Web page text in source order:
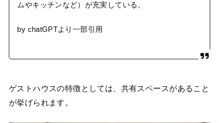
ムやキッチンなど）が充実している。
by chatGPTより一部引用
ゲストハウスの特徴としては、共有スペースがあること
が挙げられます。